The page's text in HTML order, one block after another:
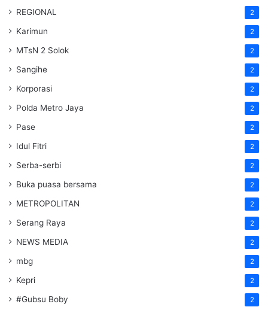
REGIONAL 2
Karimun 2
MTsN 2 Solok 2
Sangihe 2
Korporasi 2
Polda Metro Jaya 2
Pase 2
Idul Fitri 2
Serba-serbi 2
Buka puasa bersama 2
METROPOLITAN 2
Serang Raya 2
NEWS MEDIA 2
mbg 2
Kepri 2
#Gubsu Boby 2